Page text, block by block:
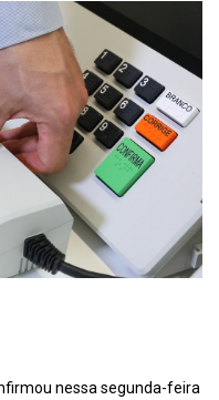
nessa segunda-feira